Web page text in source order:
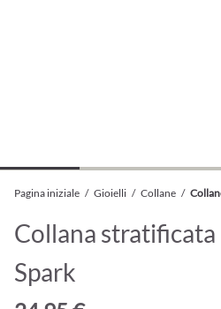
Pagina iniziale / Gioielli / Collane /
Collana stratificata
Spark